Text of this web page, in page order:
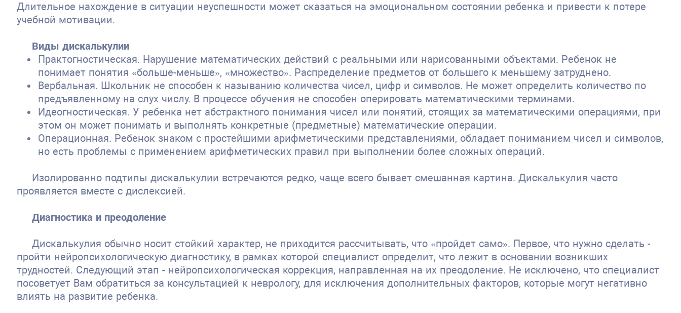
Длительное нахождение в ситуации неуспешности может сказаться на эмоциональном состоянии ребенка и привести к потере
учебной мотивации.
Виды дискалькулии
Практогностическая. Нарушение математических действий с реальными или нарисованными объектами. Ребенок не
понимает понятия «больше-меньше», «множество». Распределение предметов от большего к меньшему затруднено.
Вербальная. Школьник не способен к называнию количества чисел, цифр и символов. Не может определить количество по
предъявленному на слух числу. В процессе обучения не способен оперировать математическими терминами.
Идеогностическая. У ребенка нет абстрактного понимания чисел или понятий, стоящих за математическими операциями, при
этом он может понимать и выполнять конкретные (предметные) математические операции.
Операционная. Ребенок знаком с простейшими арифметическими представлениями, обладает пониманием чисел и символов,
но есть проблемы с применением арифметических правил при выполнении более сложных операций.
Изолированно подтипы дискалькулии встречаются редко, чаще всего бывает смешанная картина. Дискалькулия часто
проявляется вместе с дислексией.
Диагностика и преодоление
Дискалькулия обычно носит стойкий характер, не приходится рассчитывать, что «пройдет само». Первое, что нужно сделать -
пройти нейропсихологическую диагностику, в рамках которой специалист определит, что лежит в основании возникших
трудностей. Следующий этап - нейропсихологическая коррекция, направленная на их преодоление. Не исключено, что специалист
посоветует Вам обратиться за консультацией к неврологу, для исключения дополнительных факторов, которые могут негативно
влиять на развитие ребенка.